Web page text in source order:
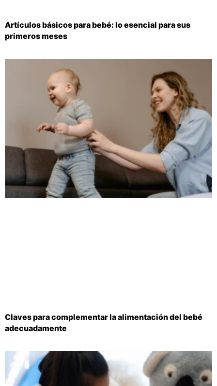
Artículos básicos para bebé: lo esencial para sus
primeros meses
Claves para complementar la alimentación del bebé
adecuadamente